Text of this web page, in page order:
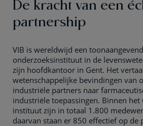
De kracht van een
partnership
VIB is wereldwijd een toonaangevend
onderzoeksinstituut in de
zijn hoofdkantoor in Gent. Het
wetenschappelijke bevindingen van
industriële partners naar
industriële toepassingen. Binnen
instituut zijn in totaal 1.800
daarvan staan er 850 effectief op de